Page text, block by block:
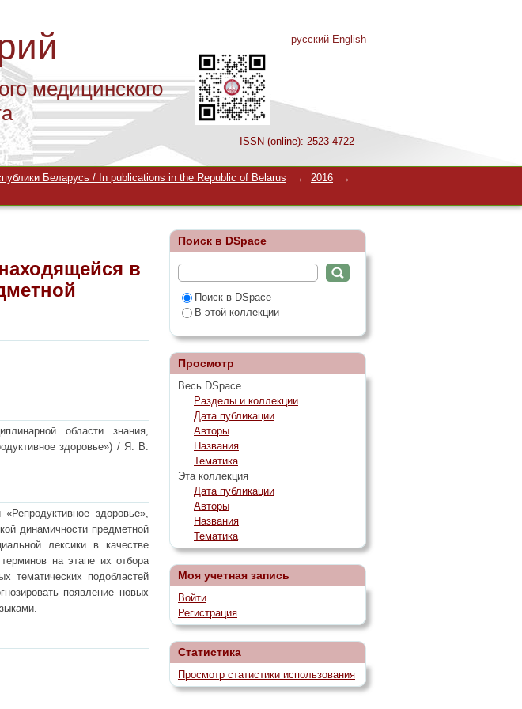
медицинского
ISSN (online): 2523-4722
области
(на примере предметной
русский English
Беларусь / In publications in the Republic of Belarus → 2016
→
в
области знания,
здоровье») / Я. В.
здоровье»,
динамичности предметной
лексики в качестве
на этапе их отбора
тематических подобластей
появление новых
Поиск в DSpace
Поиск в DSpace
В этой коллекции
Просмотр
Весь DSpace
Разделы и коллекции
Дата публикации
Авторы
Названия
Тематика
Эта коллекция
Дата публикации
Авторы
Названия
Тематика
Моя учетная запись
Войти
Регистрация
Статистика
Просмотр статистики использования